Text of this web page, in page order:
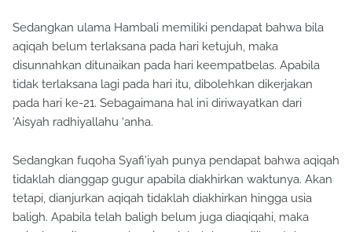
Sedangkan ulama Hambali memiliki pendapat bahwa bila
aqiqah belum terlaksana pada hari ketujuh, maka
disunnahkan ditunaikan pada hari keempatbelas. Apabila
tidak terlaksana lagi pada hari itu, dibolehkan dikerjakan
pada hari ke-21. Sebagaimana hal ini diriwayatkan dari
‘Aisyah radhiyallahu ‘anha.
Sedangkan fuqoha Syafi’iyah punya pendapat bahwa aqiqah
tidaklah dianggap gugur apabila diakhirkan waktunya. Akan
tetapi, dianjurkan aqiqah tidaklah diakhirkan hingga usia
baligh. Apabila telah baligh belum juga diaqiqahi, maka